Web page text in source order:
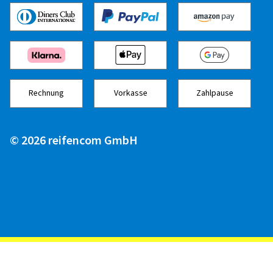
Farbe:
Racing Silver
Felgen montiert auf:
Winterreifen
Fahrzeugtyp:Audi A3 Sportback (GY) Facelift
13.01.2026
Rechnung Vorkasse Zahlpause
© 2026 reifencom GmbH